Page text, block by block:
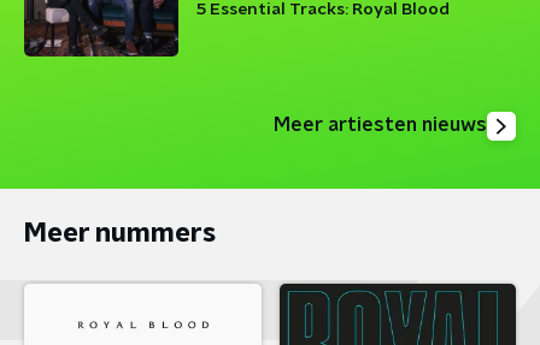
5 Essential Tracks: Royal Blood
Meer artiesten nieuws
Meer nummers